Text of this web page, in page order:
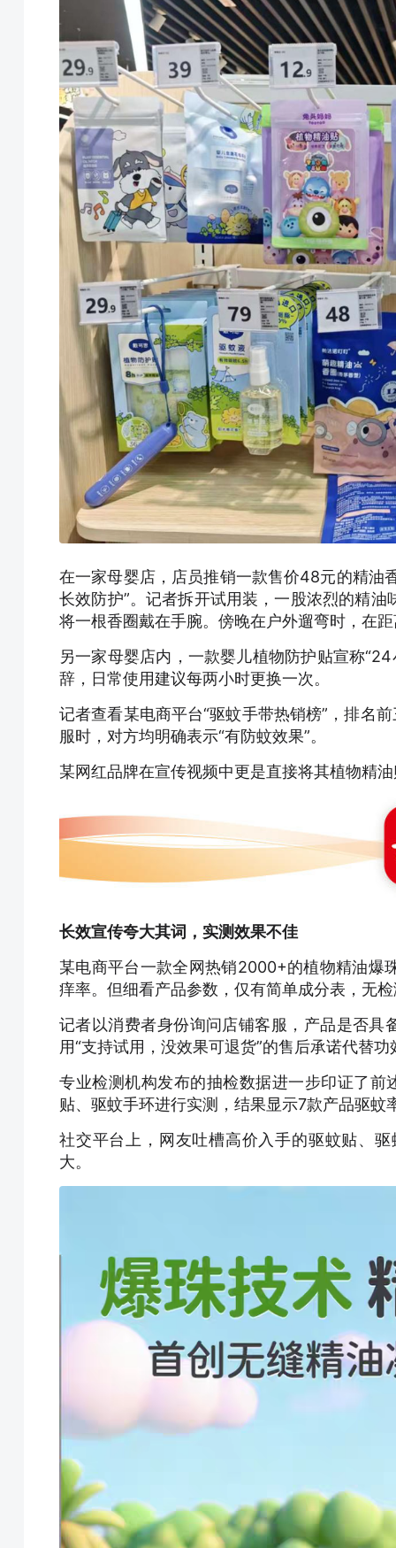
在一家母婴店，店员推销一款售价48元的精油
长效防护”。记者拆开试用装，一股浓烈的精
将一根香圈戴在手腕。傍晚在户外遛弯时，在
另一家母婴店内，一款婴儿植物防护贴宣称
辞，日常使用建议每两小时更换一次。
记者查看某电商平台“驱蚊手带热销榜”，排名
服时，对方均明确表示“有防蚊效果”。
某网红品牌在宣传视频中更是直接将其植物精
长效宣传夸大其词，实测效果不佳
某电商平台一款全网热销2000+的植物精油爆
痒率。但细看产品参数，仅有简单成分表，无
记者以消费者身份询问店铺客服，产品是否具
用“支持试用，没效果可退货”的售后承诺代替功
专业检测机构发布的抽检数据进一步印证了
贴、驱蚊手环进行实测，结果显示7款产品驱
社交平台上，网友吐槽高价入手的驱蚊贴、
大。